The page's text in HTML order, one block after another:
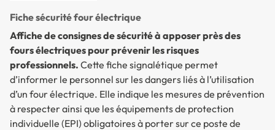
Fiche sécurité four électrique
Affiche de consignes de sécurité à apposer près des
fours électriques pour prévenir les risques
professionnels. Cette fiche signalétique permet
d’informer le personnel sur les dangers liés à l’utilisation
d’un four électrique. Elle indique les mesures de prévention
à respecter ainsi que les équipements de protection
individuelle (EPI) obligatoires à porter sur ce poste de